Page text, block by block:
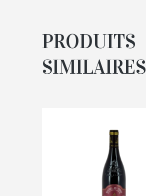
PRODUITS
SIMILAIRES